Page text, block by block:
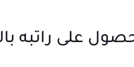
على راتبه